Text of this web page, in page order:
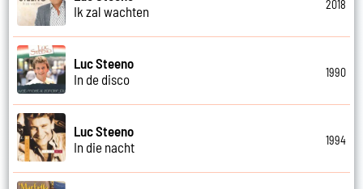
Ik zal wachten
2018
Luc Steeno
In de disco
1990
Luc Steeno
In die nacht
1994